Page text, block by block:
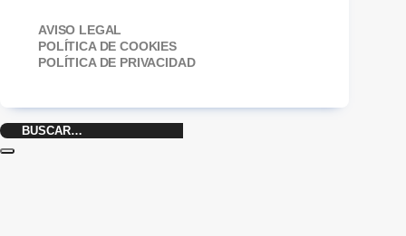
AVISO LEGAL
POLÍTICA DE COOKIES
POLÍTICA DE PRIVACIDAD
Buscar
por: